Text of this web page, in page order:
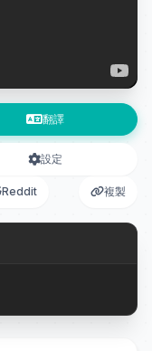
翻譯
設定
Reddit 複製